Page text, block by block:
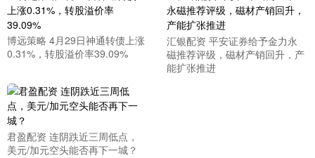
博远策略 4月29日神通转债上涨
0.31%，转股溢价率39.09%
汇银配资 平安证券给予金力永
磁推荐评级，磁材产销回升，产
能扩张推进
君盈配资 连阴跌近三周低点，
美元/加元空头能否再下一城？